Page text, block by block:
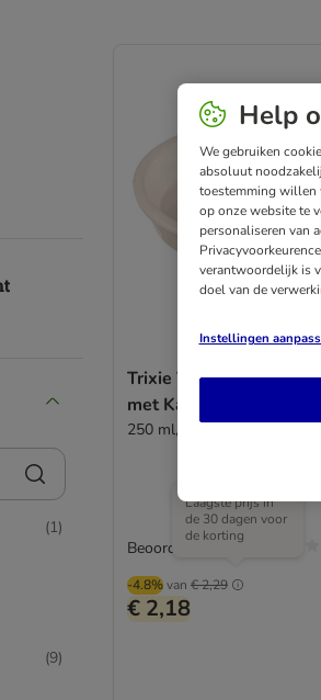
(1)
(9)
Trixie Voerbak
met Kattenmotief
250 ml, Ø 13 cm
-4.8%van € 2,29
Laagste prijs in
de 30 dagen voor
de korting
€ 2,18
Beoordeling: 2.3/5
Help
We gebruiken
absoluut
toestemming willen
op onze website te
personaliseren van
verantwoordelijk is
doel van de
Instellingen